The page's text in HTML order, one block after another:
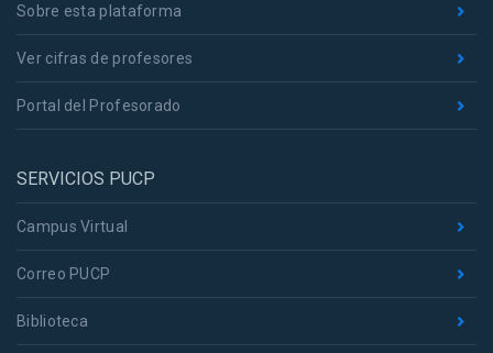
Sobre esta plataforma
Ver cifras de profesores
Portal del Profesorado
SERVICIOS PUCP
Campus Virtual
Correo PUCP
Biblioteca